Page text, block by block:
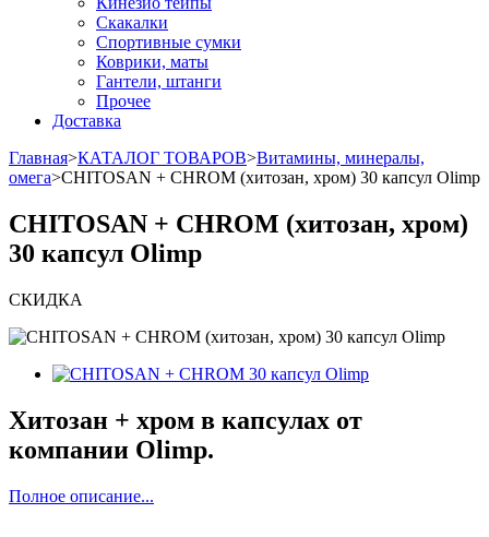
Скакалки
Спортивные сумки
Коврики, маты
Гантели, штанги
Прочее
Доставка
Главная>КАТАЛОГ ТОВАРОВ>Витамины, минералы,
омега>CHITOSAN + CHROM (хитозан, хром) 30 капсул Olimp
CHITOSAN + CHROM (хитозан, хром)
30 капсул Olimp
СКИДКА
Хитозан + хром в капсулах от
компании Olimp.
Полное описание...